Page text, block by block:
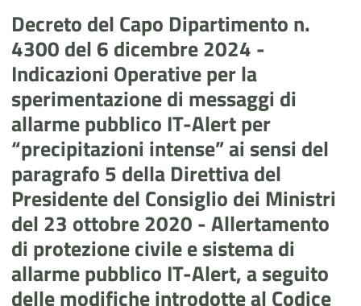
Decreto del Capo Dipartimento n.
4300 del 6 dicembre 2024 -
Indicazioni Operative per la
sperimentazione di messaggi di
allarme pubblico IT-Alert per
“precipitazioni intense” ai sensi del
paragrafo 5 della Direttiva del
Presidente del Consiglio dei Ministri
del 23 ottobre 2020 - Allertamento
di protezione civile e sistema di
allarme pubblico IT-Alert, a seguito
delle modifiche introdotte al Codice